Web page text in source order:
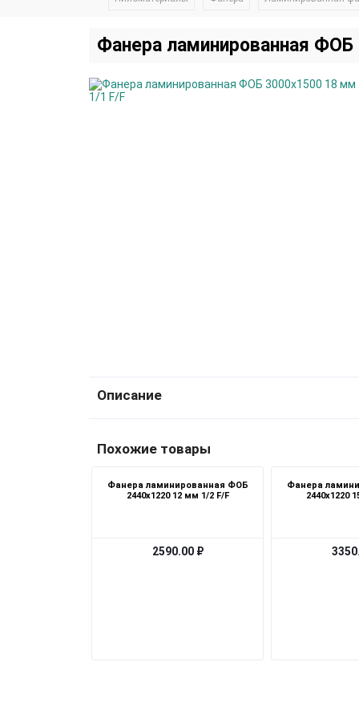
Фанера ламинированная
Описание
Похожие товары
Фанера ламинированная ФОБ
2440х1220 12 мм 1/2 F/F
2590.00 ₽
Фанера
2440х1220